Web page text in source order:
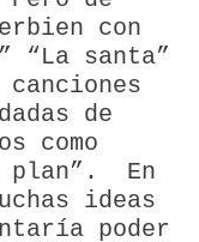
con
“La santa”
de
como
plan”. En
ideas
poder